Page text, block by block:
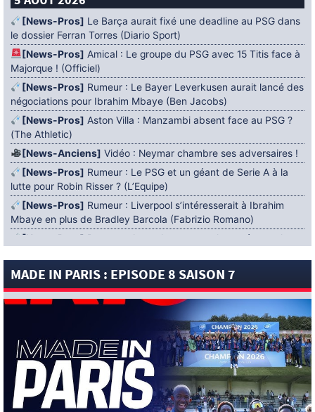
[News-Pros] Le Barça aurait fixé une deadline au PSG dans
le dossier Ferran Torres (Diario Sport)
[News-Pros] Amical : Le groupe du PSG avec 15 Titis face à
Majorque ! (Officiel)
[News-Pros] Rumeur : Le Bayer Leverkusen aurait lancé des
négociations pour Ibrahim Mbaye (Ben Jacobs)
[News-Pros] Aston Villa : Manzambi absent face au PSG ?
(The Athletic)
[News-Anciens] Vidéo : Neymar chambre ses adversaires !
[News-Pros] Rumeur : Le PSG et un géant de Serie A à la
lutte pour Robin Risser ? (L’Equipe)
[News-Pros] Rumeur : Liverpool s’intéresserait à Ibrahim
Mbaye en plus de Bradley Barcola (Fabrizio Romano)
[News-Pros]
Rumeur : Accord contractuel trouvé entre le
[News-Pros]Rumeur : Le PSG aurait lancé un ultimatum
4 AOÛT 2026
Mercato : Khalil Ayari prêté à Dunkerque
(Officiel)
[News-Anciens]Leverkusen : un retour de Diaby envisagé
(Foot Mercato)
[News-Formation]Nsoki va filer au Dinamo Zagreb
(L’Equipe)
MADE IN PARIS : EPISODE 8 SAISON 7